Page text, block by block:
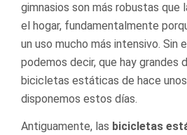
gimnasios son más robustas que
el hogar, fundamentalmente
un uso mucho más intensivo. Sin
podemos decir, que hay grandes
bicicletas estáticas de hace
disponemos estos días.
Antiguamente, las bicicletas